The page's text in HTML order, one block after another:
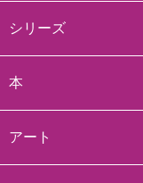
シリーズ
本
アート